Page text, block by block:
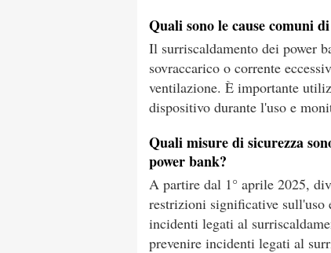
Quali sono le cause comuni
Il surriscaldamento dei power
sovraccarico o corrente
ventilazione. È importante
dispositivo durante l'uso e
Quali misure di sicurezza
power bank?
A partire dal 1° aprile 2025,
restrizioni significative sull'uso
incidenti legati al
prevenire incidenti legati al